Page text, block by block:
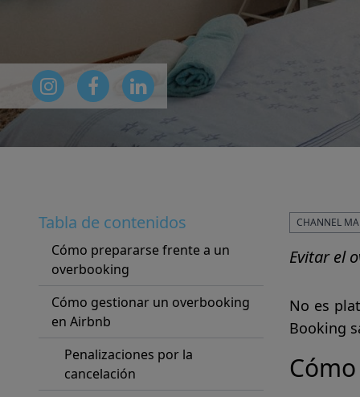
Tabla de contenidos
Cómo prepararse frente a un
overbooking
Cómo gestionar un overbooking
en Airbnb
Penalizaciones por la
cancelación
CHANNEL
Evitar el
No es
Booking